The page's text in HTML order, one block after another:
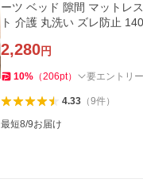
ーツ ベッド 隙間 マットレ
ト 介護 丸洗い ズレ防止
2,280円
10% （206pt） 要エントリー
4.33（9件）
最短8/9お届け